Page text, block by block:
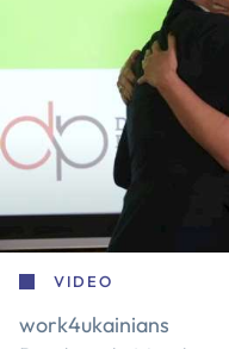
VIDEO
work4ukainians